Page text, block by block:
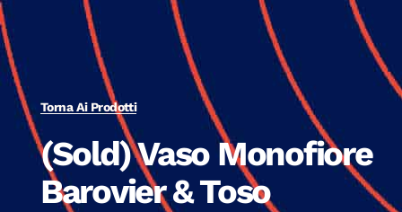
Torna Ai Prodotti
(Sold) Vaso Monofiore
Barovier & Toso